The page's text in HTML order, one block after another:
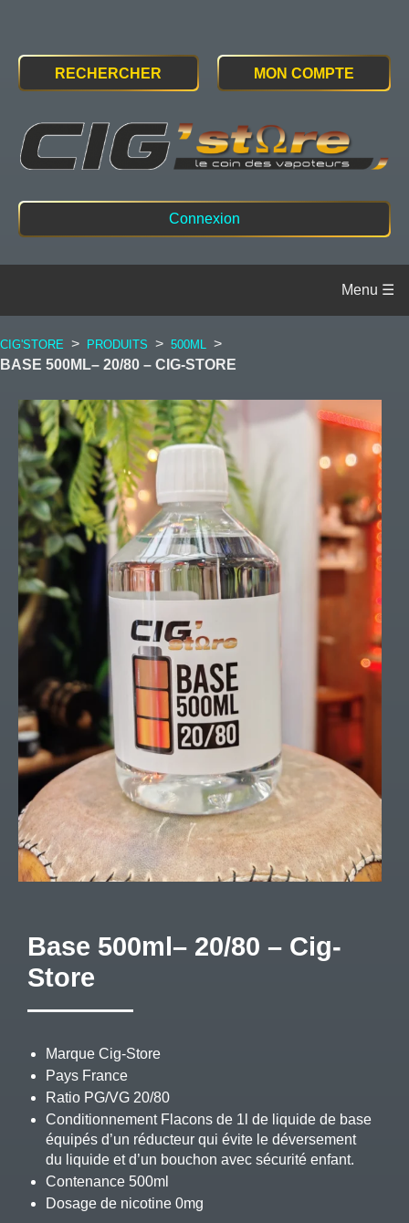
RECHERCHER MON COMPTE
Connexion
CIG'STORE > PRODUITS > 500ML
>
BASE 500ML– 20/80 – CIG-STORE
Base 500ml– 20/80 – Cig-
Store
Marque Cig-Store
Pays France
Ratio PG/VG 20/80
Conditionnement Flacons de 1l de liquide de base
équipés d’un réducteur qui évite le déversement
du liquide et d’un bouchon avec sécurité enfant.
Contenance 500ml
Dosage de nicotine 0mg